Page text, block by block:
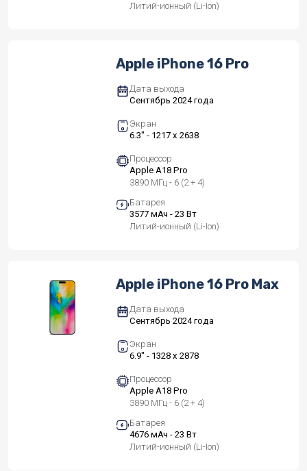
Литий-ионный (Li-Ion)
Apple iPhone 16 Pro
Дата выхода
Сентябрь 2024 года
Экран
6.3" - 1217 x 2638
Процессор
Apple A18 Pro
3890 МГц - 6 (2 + 4)
Батарея
3577 мАч - 23 Вт
Литий-ионный (Li-Ion)
Apple iPhone 16 Pro Max
Дата выхода
Сентябрь 2024 года
Экран
6.9" - 1328 x 2878
Процессор
Apple A18 Pro
3890 МГц - 6 (2 + 4)
Батарея
4676 мАч - 23 Вт
Литий-ионный (Li-Ion)